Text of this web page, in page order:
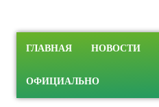
ГЛАВНАЯ НОВОСТИ
ОФИЦИАЛЬНО